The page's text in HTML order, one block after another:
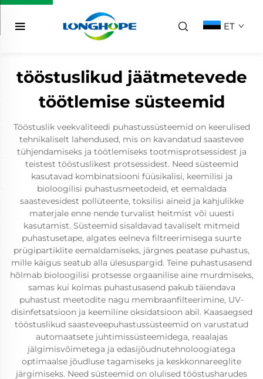
ET
tööstuslikud jäätmetevede
töötlemise süsteemid
Tööstuslik veekvaliteedi puhastussüsteemid on keerulised
tehnikaliselt lahendused, mis on kavandatud saastevee
tühjendamiseks ja töötlemiseks tootmisprotsessidest ja
teistest tööstuslikest protsessidest. Need süsteemid
kasutavad kombinatsiooni füüsikalisi, keemilisi ja
bioloogilisi puhastusmeetodeid, et eemaldada
saastevesidest pollüteente, toksilisi aineid ja kahjulikke
materjale enne nende turvalist heitmist või uuesti
kasutamist. Süsteemid sisaldavad tavaliselt mitmeid
puhastusetape, algates eelneva filtreerimisega suurte
prügipartiklite eemaldamiseks, järgnes peatase puhastus,
mille käigus seatub alla ülesuspargid. Teine puhastusasend
hõlmab bioloogilisi protsesse orgaanilise aine murdmiseks,
samas kui kolmas puhastusasend pakub täiendava
puhastust meetodite nagu membraanfilteerimine, UV-
disinfetsatsioon ja keemiline oksidatsioon abil. Kaasaegsed
tööstuslikud saasteveepuhastussüsteemid on varustatud
automaatsete juhtimissüsteemidega, reaalajas
jälgimisvõimetega ja edasijõudnutehnoloogiatega
optimaalse jõudluse tagamiseks ja keskkonnareeglite
järgimiseks. Need süsteemid on olulised tööstusharudes